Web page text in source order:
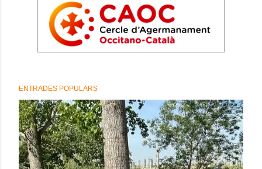
ENTRADES POPULARS